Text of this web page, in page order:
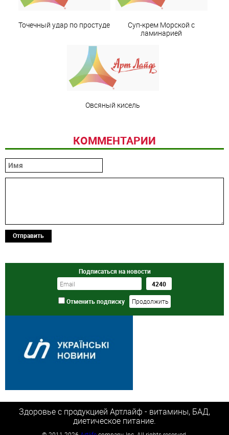
Точечный удар по простуде
Суп-крем Морской с
ламинарией
Овсяный кисель
КОММЕНТАРИИ
Отправить
Подписаться на новости
Отменить подписку
Здоровье с продукцией Артлайф - витамины, БАД,
диетическое питание.